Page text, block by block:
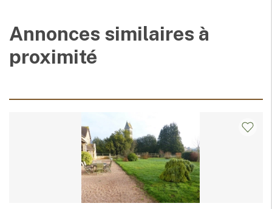
Annonces similaires à
proximité